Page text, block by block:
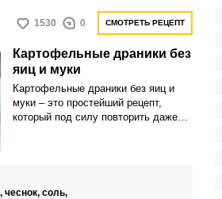
1530 0 СМОТРЕТЬ РЕЦЕПТ
Картофельные драники без
яиц и муки
Картофельные драники без яиц и
муки – это простейший рецепт,
который под силу повторить даже
чеснок, соль,